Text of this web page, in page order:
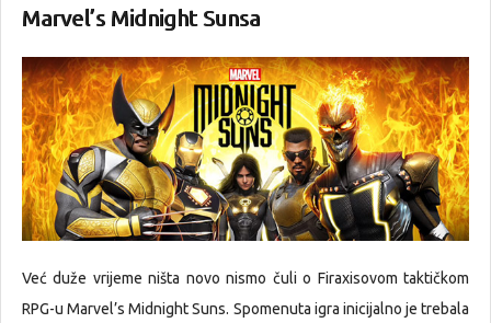
Marvel’s Midnight Sunsa
Već duže vrijeme ništa novo nismo čuli o Firaxisovom taktičkom
RPG-u Marvel’s Midnight Suns. Spomenuta igra inicijalno je trebala